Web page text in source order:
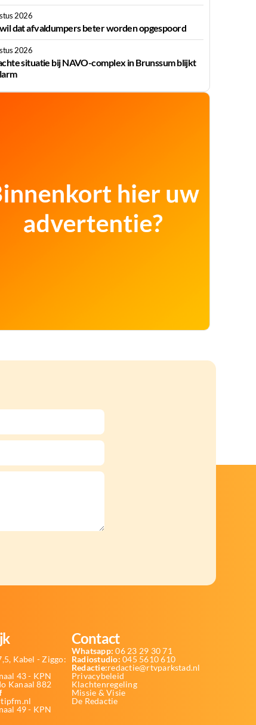
2026
dat afvaldumpers beter worden opgespoord
2026
situatie bij NAVO-complex in Brunssum blijkt
Kabel - Ziggo:
43 - KPN
Kanaal 882
49 - KPN
Contact
Whatsapp: 06 23 29 30 71
Radiostudio: 045 5610 610
Redactie:redactie@rtvparkstad.nl
Privacybeleid
Klachtenregeling
Missie & Visie
De Redactie